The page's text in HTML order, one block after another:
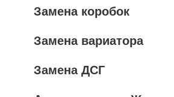
Замена коробок
Замена вариатора
Замена ДСГ